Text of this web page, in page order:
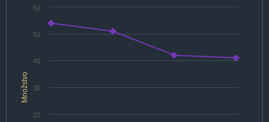
Množstvo
20
30
40
50
60